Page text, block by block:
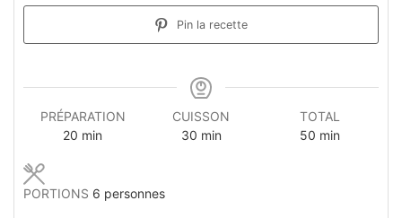
Pin la recette
PRÉPARATION
20 minutes
min
CUISSON
30minutes
min
TOTAL
50minutes
min
PORTIONS 6 personnes